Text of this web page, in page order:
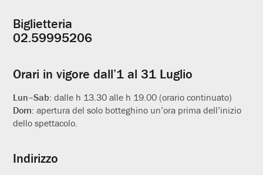
Informazioni
utili
Biglietteria
02.59995206
Orari in vigore dall’1 al 31 Luglio
Lun–Sab:dalle h 13.30 alle h 19.00 (orario continuato)
Dom:apertura del solo botteghino un’ora prima dell’inizio
dello spettacolo.
Indirizzo